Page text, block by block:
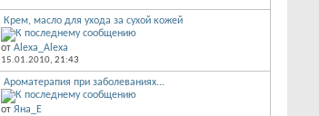
Крем, масло для ухода за сухой кожей
от Alexa_Alexa
15.01.2010, 21:43
Ароматерапия при заболеваниях...
от Яна_Е